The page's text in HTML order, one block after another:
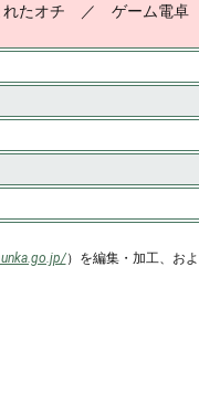
たオチ ／ ゲーム電
）を編集・加工、お